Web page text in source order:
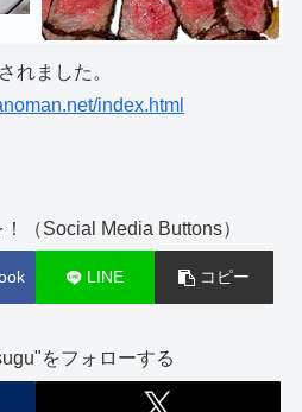
れました。
index.html
（Social Media Buttons）
LINE コピー
をフォローする